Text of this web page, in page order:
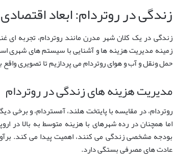
زندگی در روتردام: ابعاد
زندگی در یک کلان شهر مدرن مانند روتردام، تجربه ای
زمینه مدیریت هزینه ها و آشنایی با سیستم های
حمل ونقل و آب و هوای روتردام می پردازیم تا تصویری واقع
مدیریت هزینه های زندگی در روتردام
روتردام، در مقایسه با پایتخت هلند، آمستردام، و برخی
اما همچنان در رده شهرهای با هزینه متوسط به بالا در
بودجه مشخصی زندگی می کنند، اهمیت پیدا می کند.
عادت های مصرفی بستگی دارد.